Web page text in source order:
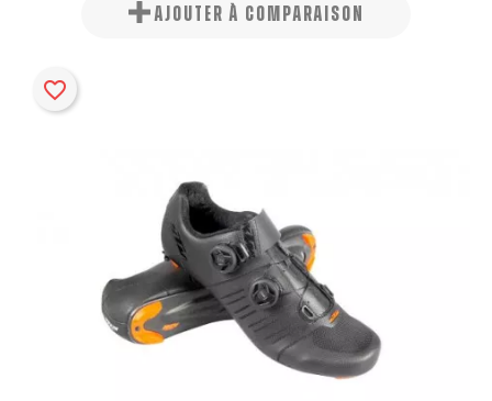
AJOUTER À COMPARAISON
favorite_border